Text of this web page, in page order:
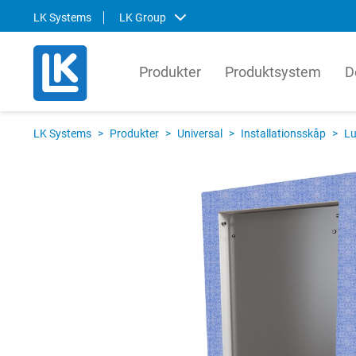
LK Systems LK Group
LK Systems
LK Systems är ledande i Norden inom
system är enkla att installera och i vår
prefabriceringsanläggning tillverkar vi
även skräddarsydda system som
ytterligare förenklar installationen.
LK
den
om
English
Produkter Produktsystem
LK Systems > Produkter > Universal > Installationsskåp >